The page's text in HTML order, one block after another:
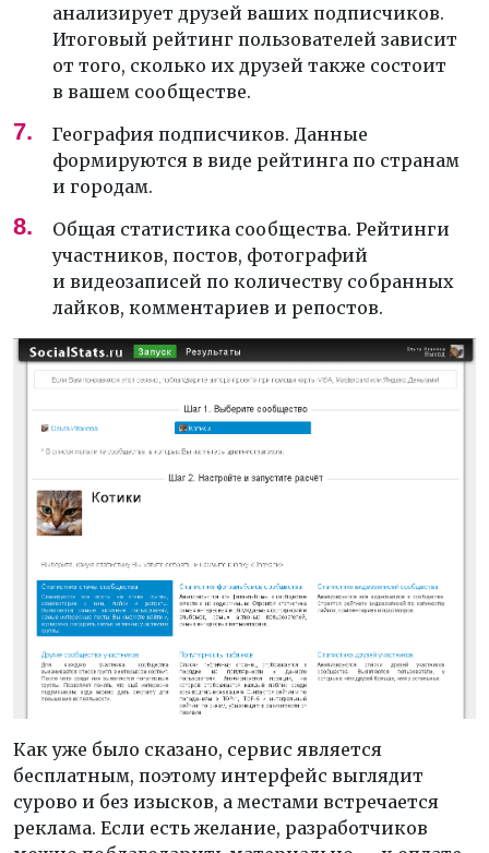
анализирует друзей ваших подписчиков.
Итоговый рейтинг пользователей зависит
от того, сколько их друзей также состоит
в вашем сообществе.
География подписчиков. Данные
формируются в виде рейтинга по странам
и городам.
Общая статистика сообщества. Рейтинги
участников, постов, фотографий
и видеозаписей по количеству собранных
лайков, комментариев и репостов.
Как уже было сказано, сервис является
бесплатным, поэтому интерфейс выглядит
сурово и без изысков, а местами встречается
реклама. Если есть желание, разработчиков